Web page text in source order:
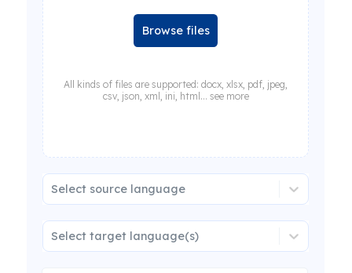
Browse files
All kinds of files are supported: docx, xlsx, pdf, jpeg,
csv, json, xml, ini, html... see more
Select source language
Select target language(s)